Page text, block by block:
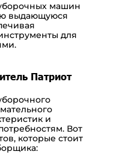
машин
выдающуюся
для
Патриот
и
Вот
которые стоит